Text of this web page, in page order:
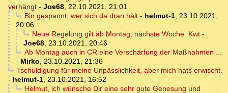
verhängt - Joe68 22.10.2021, 21:01
Bin gespannt, wer sich da dran hält- helmut-1, 23.10.2021,
20:06
Neue Regelung gilt ab Montag, nächste Woche. Kwt-
Joe68 23.10.2021, 20:46
Ab Montag auch in CR eine Verschärfung der Maßnahmen ...
- Mirko
23.10.2021, 21:36
Tschuldigung für meine Unpässlichkeit, aber mich hats erwischt.
- helmut-1 23.10.2021, 16:52
Helmut, ich wünsche Dir eine sehr gute Genesung und